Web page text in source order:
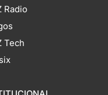
Radio
Tech